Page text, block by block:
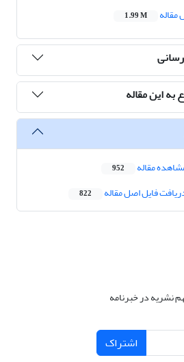
1.99 M
به این مقاله
مقاله 952
فایل اصل مقاله 822
نشریه در خبرنامه
اشتراک